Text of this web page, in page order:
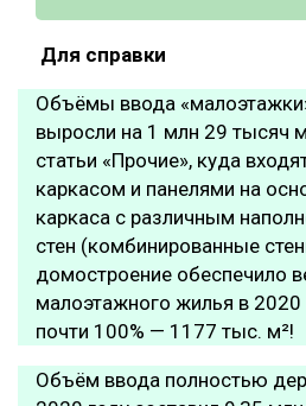
Для справки
Объёмы ввода «малоэтажки
выросли на 1 млн 29 тысяч
статьи «Прочие», куда
каркасом и панелями на
каркаса с различным
стен (комбинированные
домостроение обеспечило
малоэтажного жилья в 2020
почти 100% — 1177 тыс. м²!
Объём ввода полностью